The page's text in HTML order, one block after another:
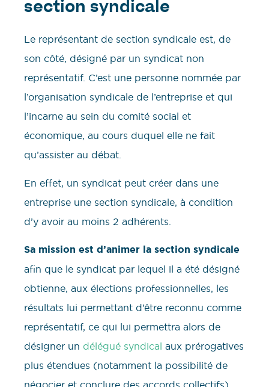
section syndicale
Le représentant de section syndicale est, de
son côté, désigné par un syndicat non
représentatif. C’est une personne nommée par
l’organisation syndicale de l’entreprise et qui
l’incarne au sein du comité social et
économique, au cours duquel elle ne fait
qu’assister au débat.
En effet, un syndicat peut créer dans une
entreprise une section syndicale, à condition
d’y avoir au moins 2 adhérents.
Sa mission est d’animer la section syndicale
afin que le syndicat par lequel il a été désigné
obtienne, aux élections professionnelles, les
résultats lui permettant d’être reconnu comme
représentatif, ce qui lui permettra alors de
désigner un délégué syndical aux prérogatives
plus étendues (notamment la possibilité de